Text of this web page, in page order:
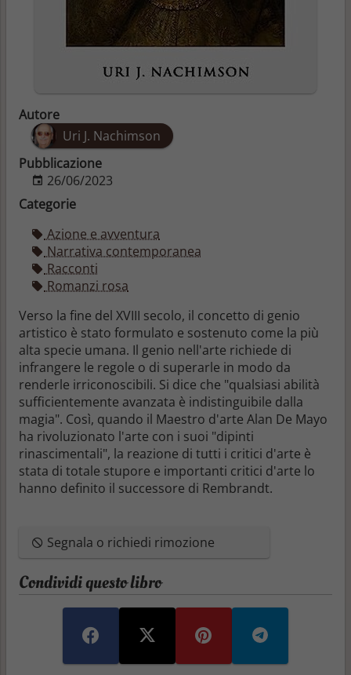
Autore
Uri J. Nachimson
Pubblicazione
26/06/2023
Categorie
Azione e avventura
Narrativa contemporanea
Racconti
Romanzi rosa
Verso la fine del XVIII secolo, il concetto di genio
artistico è stato formulato e sostenuto come la più
alta specie umana. Il genio nell'arte richiede di
infrangere le regole o di superarle in modo da
renderle irriconoscibili. Si dice che "qualsiasi abilità
sufficientemente avanzata è indistinguibile dalla
magia". Così, quando il Maestro d'arte Alan De Mayo
ha rivoluzionato l'arte con i suoi "dipinti
rinascimentali", la reazione di tutti i critici d'arte è
stata di totale stupore e importanti critici d'arte lo
hanno definito il successore di Rembrandt.
Segnala o richiedi rimozione
Condividi questo libro